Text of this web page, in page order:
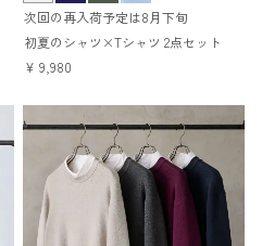
次回の再入荷予定は8月下旬
初夏のシャツ×Tシャツ 2点セット
¥ 9,980